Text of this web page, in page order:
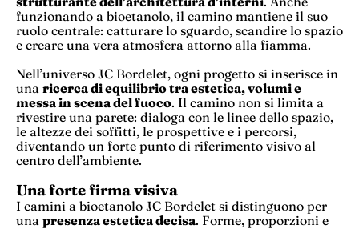
funzionando a bioetanolo, il camino mantiene il suo
ruolo centrale: catturare lo sguardo, scandire lo spazio
e creare una vera atmosfera attorno alla fiamma.
Nell’universo JC Bordelet, ogni progetto si inserisce in
una ricerca di equilibrio tra estetica, volumi e
messa in scena del fuoco. Il camino non si limita a
rivestire una parete: dialoga con le linee dello spazio,
le altezze dei soffitti, le prospettive e i percorsi,
diventando un forte punto di riferimento visivo al
centro dell’ambiente.
Una forte firma visiva
I camini a bioetanolo JC Bordelet si distinguono per
una presenza estetica decisa. Forme, proporzioni e